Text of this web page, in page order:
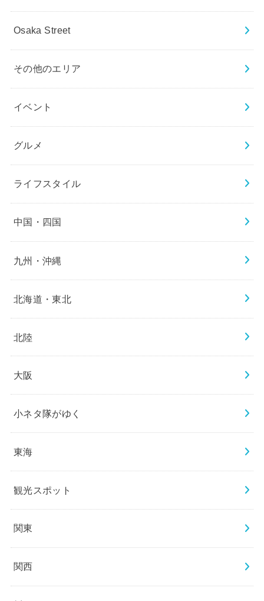
Osaka Street
その他のエリア
イベント
グルメ
ライフスタイル
中国・四国
九州・沖縄
北海道・東北
北陸
大阪
小ネタ隊がゆく
東海
観光スポット
関東
関西